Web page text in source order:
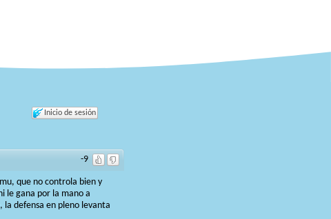
Inicio de sesión
-9
que no controla bien y
le gana por la mano a
la defensa en pleno levanta